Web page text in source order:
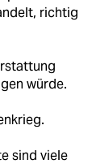
richtig
würde.
sind viele